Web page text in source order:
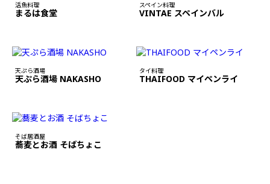
活魚料理
まるは食堂
スペイン料理
VINTAE スペインバル
天ぷら酒場
天ぷら酒場 NAKASHO
タイ料理
THAIFOOD マイペンライ
そば居酒屋
蕎麦とお酒 そばちょこ